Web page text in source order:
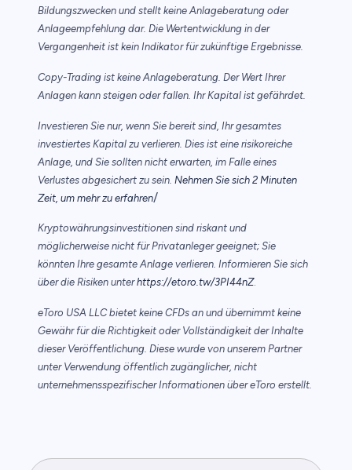
Bildungszwecken und stellt keine Anlageberatung oder
Anlageempfehlung dar. Die Wertentwicklung in der
Vergangenheit ist kein Indikator für zukünftige Ergebnisse.
Copy-Trading ist keine Anlageberatung. Der Wert Ihrer
Anlagen kann steigen oder fallen. Ihr Kapital ist gefährdet.
Investieren Sie nur, wenn Sie bereit sind, Ihr gesamtes
investiertes Kapital zu verlieren. Dies ist eine risikoreiche
Anlage, und Sie sollten nicht erwarten, im Falle eines
Verlustes abgesichert zu sein. Nehmen Sie sich 2 Minuten
Zeit, um mehr zu erfahren/
Kryptowährungsinvestitionen sind riskant und
möglicherweise nicht für Privatanleger geeignet; Sie
könnten Ihre gesamte Anlage verlieren. Informieren Sie sich
über die Risiken unter https://etoro.tw/3PI44nZ.
eToro USA LLC bietet keine CFDs an und übernimmt keine
Gewähr für die Richtigkeit oder Vollständigkeit der Inhalte
dieser Veröffentlichung. Diese wurde von unserem Partner
unter Verwendung öffentlich zugänglicher, nicht
unternehmensspezifischer Informationen über eToro erstellt.